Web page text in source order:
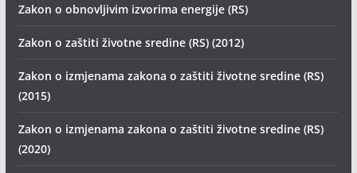
Zakon o obnovljivim izvorima energije (RS)
Zakon o zaštiti životne sredine (RS) (2012)
Zakon o izmjenama zakona o zaštiti životne sredine (RS)
(2015)
Zakon o izmjenama zakona o zaštiti životne sredine (RS)
(2020)